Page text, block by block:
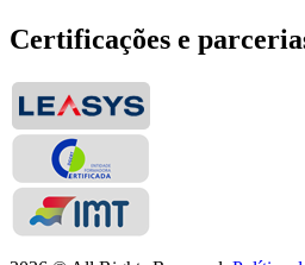
Certificações e